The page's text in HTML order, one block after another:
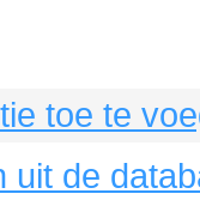
toe te
uit de